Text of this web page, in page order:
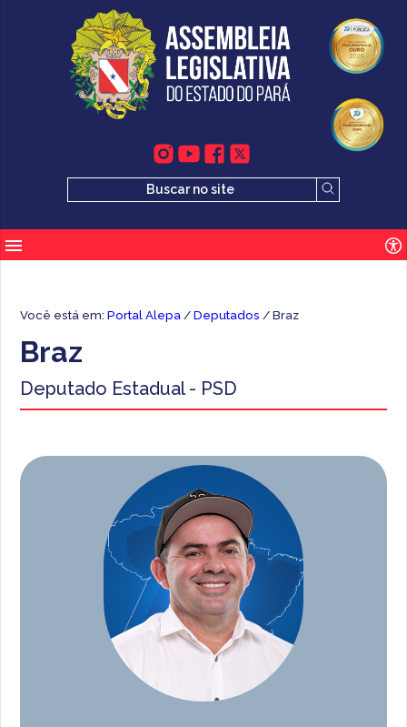
Você está em:Portal Alepa /Deputados / Braz
Braz
Deputado Estadual - PSD